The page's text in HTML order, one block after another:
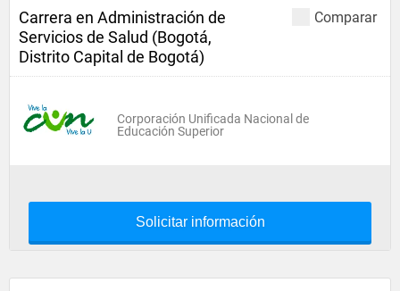
Comparar
Carrera en Administración de
Servicios de Salud (Bogotá,
Distrito Capital de Bogotá)
Corporación Unificada Nacional de
Educación Superior
Solicitar información